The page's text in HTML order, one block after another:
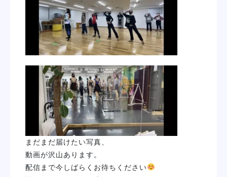
まだまだ届けたい写真、
動画が沢山あります。
配信まで今しばらくお待ちください